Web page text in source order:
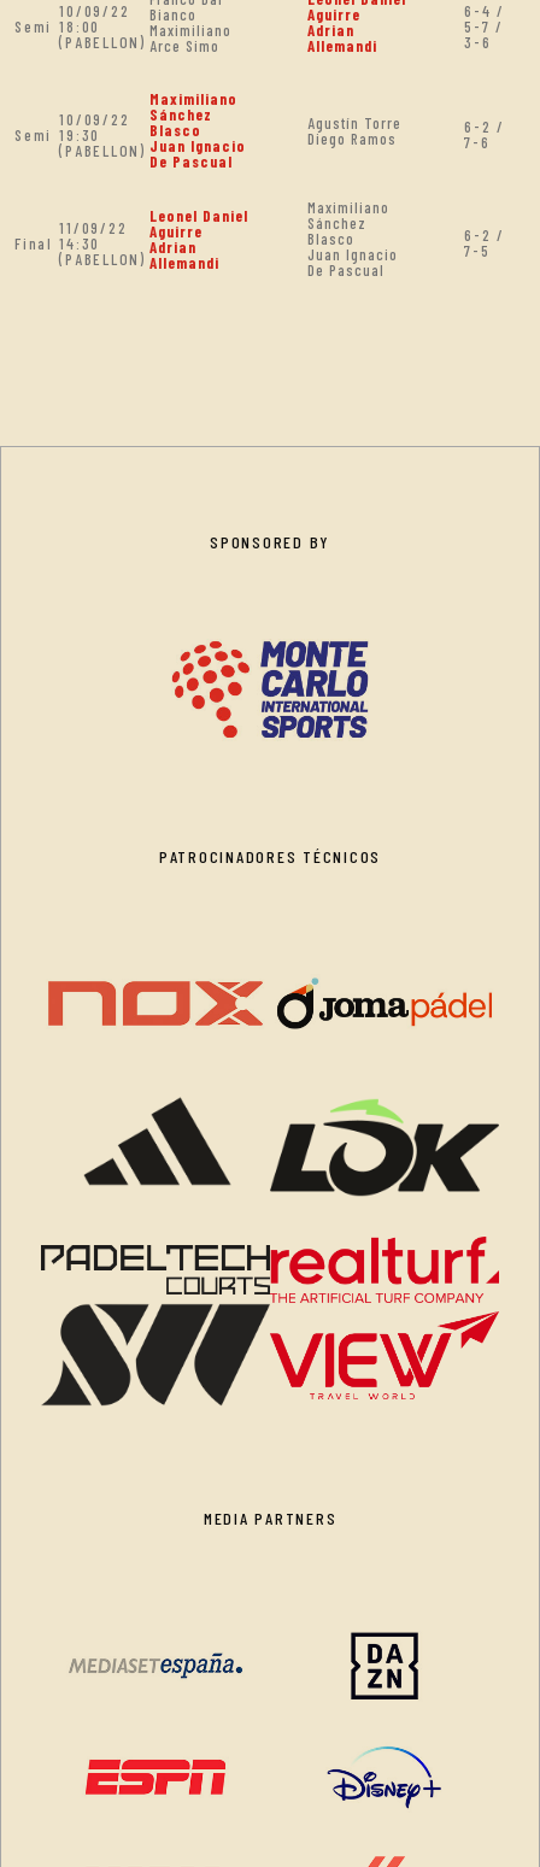
Semi
10/09/22
18:00
(PABELLON)
Bianco
Maximiliano
Arce Simo
Aguirre
Adrian
Allemandi
6-4 /
5-7 /
3-6
Semi
10/09/22
19:30
(PABELLON)
Maximiliano
Sánchez
Blasco
Juan Ignacio
De Pascual
Agustín Torre
Diego Ramos
6-2 /
7-6
Final
11/09/22
14:30
(PABELLON)
Leonel Daniel
Aguirre
Adrian
Allemandi
Maximiliano
Sánchez
Blasco
Juan Ignacio
De Pascual
6-2 /
7-5
SPONSORED BY
PATROCINADORES TÉCNICOS
MEDIA PARTNERS